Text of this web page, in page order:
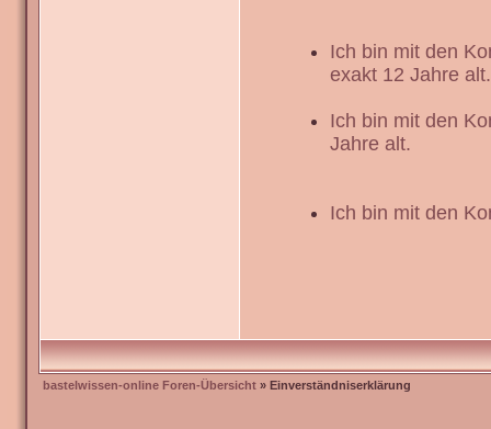
Ich bin mit den
exakt 12 Jahre alt.
Ich bin mit den
Jahre alt.
Ich bin mit den
bastelwissen-online Foren-Übersicht » Einverständniserklärung